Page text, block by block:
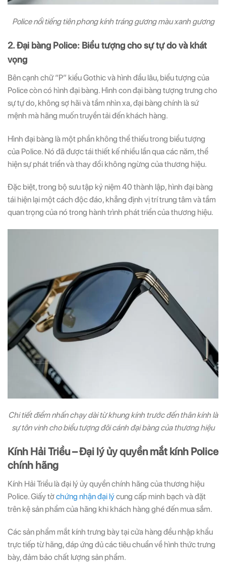
Police nổi tiếng tiên phong kính tráng gương màu xanh gương
2. Đại bàng Police: Biểu tượng cho sự tự do và khát
vọng
Bên cạnh chữ “P” kiểu Gothic và hình đầu lâu, biểu tượng của
Police còn có hình đại bàng. Hình con đại bàng tượng trưng cho
sự tự do, không sợ hãi và tầm nhìn xa, đại bàng chính là sứ
mệnh mà hãng muốn truyền tải đến khách hàng.
Hình đại bàng là một phần không thể thiếu trong biểu tượng
của Police. Nó đã được tái thiết kế nhiều lần qua các năm, thể
hiện sự phát triển và thay đổi không ngừng của thương hiệu.
Đặc biệt, trong bộ sưu tập kỷ niệm 40 thành lập, hình đại bàng
tái hiện lại một cách độc đáo, khẳng định vị trí trung tâm và tầm
quan trọng của nó trong hành trình phát triển của thương hiệu.
Chi tiết điểm nhấn chạy dài từ khung kính trước đến thân kính là
sự tôn vinh cho biểu tượng đôi cánh đại bàng của thương hiệu
Kính Hải Triều – Đại lý ủy quyền mắt kính Police
chính hãng
Kính Hải Triều là đại lý ủy quyền chính hãng của thương hiệu
Police. Giấy tờchứng nhận đại lýcung cấp minh bạch và đặt
trên kệ sản phẩm của hãng khi khách hàng ghé đến mua sắm.
Các sản phẩm mắt kính trưng bày tại cửa hàng đều nhập khẩu
trực tiếp từ hãng, đáp ứng đủ các tiêu chuẩn về hình thức trưng
bày, đảm bảo chất lượng sản phẩm.